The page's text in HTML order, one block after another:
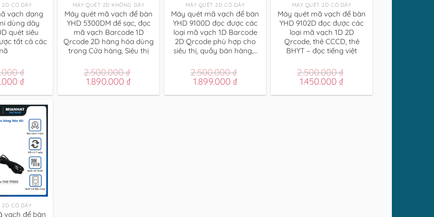
2D CÓ DÂY
vạch dạng
dùng dây
quét siêu
tất cả các
₫
₫.
₫Giá
tại
là:
1.490.000 ₫.
MÁY QUÉT 2D KHÔNG DÂY
Máy quét mã vạch để bàn
YHD 5300DM đế sạc, đọc
mã vạch Barcode 1D
Qrcode 2D hàng hóa dùng
trong Cửa hàng, Siêu thị
2.500.000₫
Giá
1.890.000 ₫Giá
MÁY QUÉT 2D CÓ DÂY
Máy quét mã vạch để bàn
YHD 9100D đọc được các
loại mã vạch 1D Barcode
2D Qrcode phù hợp cho
siêu thị, quầy bán hàng,…
2.500.000₫
Giá
1.899.000 ₫Giá
MÁY QUÉT 2D CÓ DÂY
Máy quét mã vạch để bàn
YHD 9102D đọc được các
loại mã vạch 1D 2D
Qrcode, thẻ CCCD, thẻ
BHYT – đọc tiếng việt
2.500.000₫
Giá
1.450.000 ₫Giá
2D CÓ DÂY
vạch để bàn